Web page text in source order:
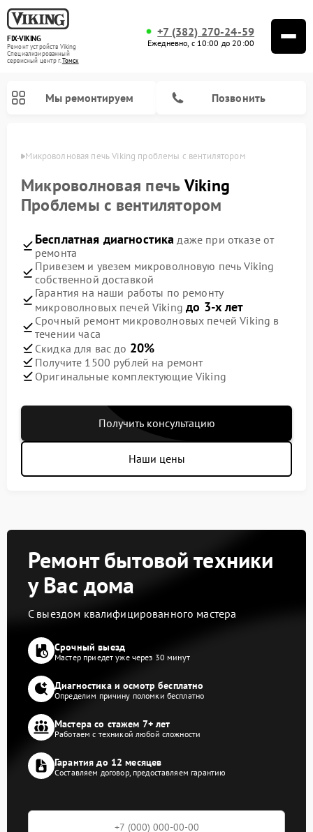
FIX-VIKING
Ремонт устройств Viking
Специализированный
cервисный центр г.Томск
+7 (382) 270-24-59
Ежедневно, с 10:00 до 20:00
Мы ремонтируем Позвонить
Микроволновая печь Viking проблемы с вентилятором
Микроволновая печьViking
Проблемы с вентилятором
Бесплатная диагностика даже при отказе от
ремонта
Привезем и увезем микроволновую печь Viking
собственной доставкой
Гарантия на наши работы по ремонту
микроволновых печей Vikingдо 3-х лет
Срочный ремонт микроволновых печей Viking в
течении часа
Скидка для вас до 20%
Получите 1500 рублей на ремонт
Оригинальные комплектующие Viking
Получить консультацию
Наши цены
Ремонт бытовой техники
у Вас дома
С выездом квалифицированного мастера
Срочный выезд
Мастер приедет уже через 30 минут
Диагностика и осмотр бесплатно
Определим причину поломки бесплатно
Мастера со стажем 7+ лет
Работаем с техникой любой сложности
Гарантия до 12 месяцев
Составляем договор, предоставляем гарантию